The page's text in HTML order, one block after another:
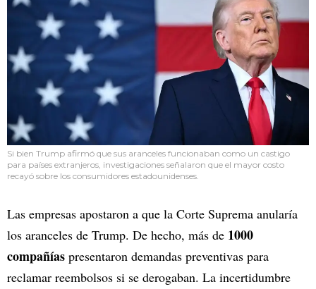
Si bien Trump afirmó que sus aranceles funcionaban como un castigo
para países extranjeros, investigaciones señalaron que el mayor costo
recayó sobre los consumidores estadounidenses.
Las empresas apostaron a que la Corte Suprema anularía
los aranceles de Trump. De hecho, más de 1000
compañías presentaron demandas preventivas para
reclamar reembolsos si se derogaban. La incertidumbre